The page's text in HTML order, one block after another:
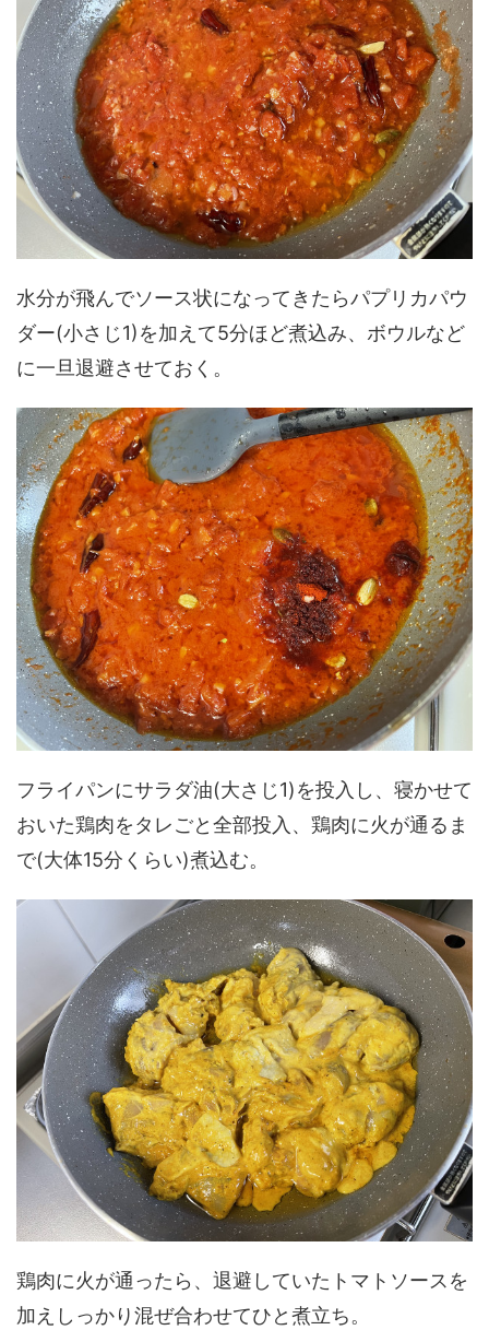
水分が飛んでソース状になってきたらパプリカパウ
ダー(小さじ1)を加えて5分ほど煮込み、ボウルなど
に一旦退避させておく。
フライパンにサラダ油(大さじ1)を投入し、寝かせて
おいた鶏肉をタレごと全部投入、鶏肉に火が通るま
で(大体15分くらい)煮込む。
鶏肉に火が通ったら、退避していたトマトソースを
加えしっかり混ぜ合わせてひと煮立ち。